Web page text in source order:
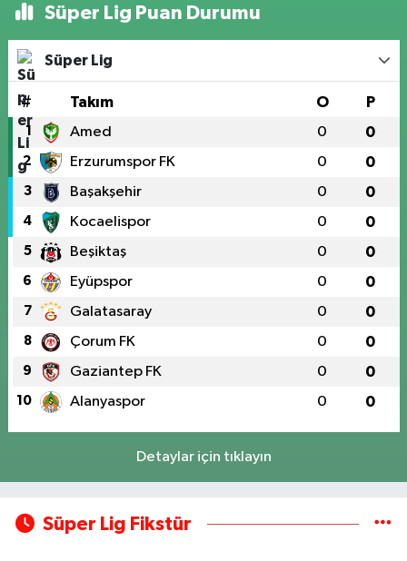
Süper Lig Puan Durumu
Süper Lig
# Takım O P
1 Amed 0 0
2 Erzurumspor FK 0 0
3 Başakşehir 0 0
4 Kocaelispor 0 0
5 Beşiktaş 0 0
6 Eyüpspor 0 0
7 Galatasaray 0 0
8 Çorum FK 0 0
9 Gaziantep FK 0 0
10 Alanyaspor 0 0
Detaylar için tıklayın
Süper Lig Fikstür